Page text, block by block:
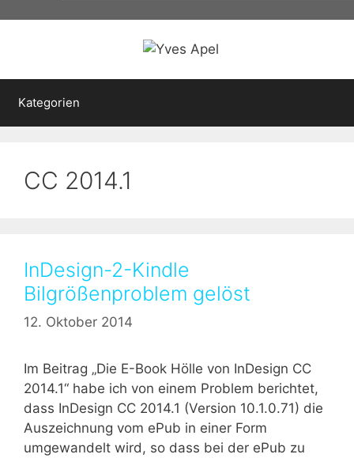
Kategorien
CC 2014.1
InDesign-2-Kindle
Bilgrößenproblem gelöst
12. Oktober 2014
Im Beitrag „Die E-Book Hölle von InDesign CC
2014.1“ habe ich von einem Problem berichtet,
dass InDesign CC 2014.1 (Version 10.1.0.71) die
Auszeichnung vom ePub in einer Form
umgewandelt wird, so dass bei der ePub zu